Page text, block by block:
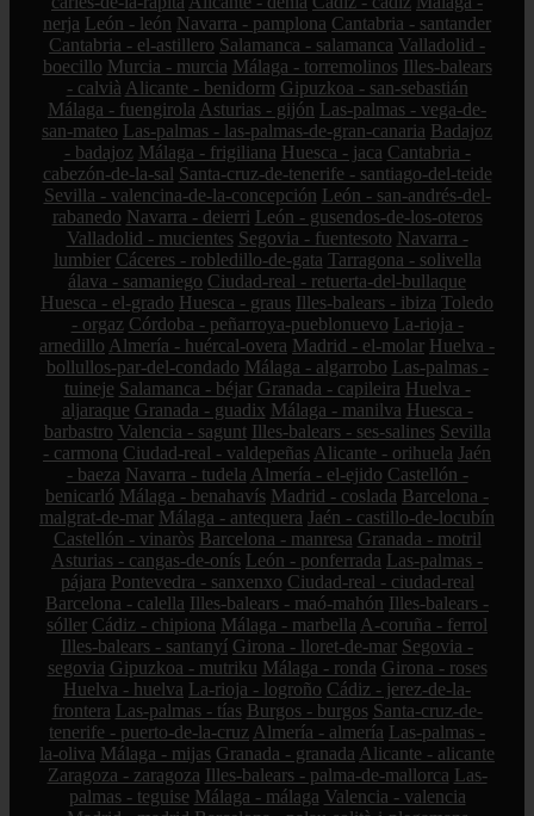
nerja León - león Navarra - pamplona Cantabria - santander
Cantabria - el-astillero Salamanca - salamanca Valladolid -
boecillo Murcia - murcia Málaga - torremolinos Illes-balears
- calvià Alicante - benidorm Gipuzkoa - san-sebastián
Málaga - fuengirola Asturias - gijón Las-palmas - vega-de-
san-mateo Las-palmas - las-palmas-de-gran-canaria Badajoz
- badajoz Málaga - frigiliana Huesca - jaca Cantabria -
cabezón-de-la-sal Santa-cruz-de-tenerife - santiago-del-teide
Sevilla - valencina-de-la-concepción León - san-andrés-del-
rabanedo Navarra - deierri León - gusendos-de-los-oteros
Valladolid - mucientes Segovia - fuentesoto Navarra -
lumbier Cáceres - robledillo-de-gata Tarragona - solivella
álava - samaniego Ciudad-real - retuerta-del-bullaque
Huesca - el-grado Huesca - graus Illes-balears - ibiza Toledo
- orgaz Córdoba - peñarroya-pueblonuevo La-rioja -
arnedillo Almería - huércal-overa Madrid - el-molar Huelva -
bollullos-par-del-condado Málaga - algarrobo Las-palmas -
tuineje Salamanca - béjar Granada - capileira Huelva -
aljaraque Granada - guadix Málaga - manilva Huesca -
barbastro Valencia - sagunt Illes-balears - ses-salines Sevilla
- carmona Ciudad-real - valdepeñas Alicante - orihuela Jaén
- baeza Navarra - tudela Almería - el-ejido Castellón -
benicarló Málaga - benahavís Madrid - coslada Barcelona -
malgrat-de-mar Málaga - antequera Jaén - castillo-de-locubín
Castellón - vinaròs Barcelona - manresa Granada - motril
Asturias - cangas-de-onís León - ponferrada Las-palmas -
pájara Pontevedra - sanxenxo Ciudad-real - ciudad-real
Barcelona - calella Illes-balears - maó-mahón Illes-balears -
sóller Cádiz - chipiona Málaga - marbella A-coruña - ferrol
Illes-balears - santanyí Girona - lloret-de-mar Segovia -
segovia Gipuzkoa - mutriku Málaga - ronda Girona - roses
Huelva - huelva La-rioja - logroño Cádiz - jerez-de-la-
frontera Las-palmas - tías Burgos - burgos Santa-cruz-de-
tenerife - puerto-de-la-cruz Almería - almería Las-palmas -
la-oliva Málaga - mijas Granada - granada Alicante - alicante
Zaragoza - zaragoza Illes-balears - palma-de-mallorca Las-
palmas - teguise Málaga - málaga Valencia - valencia